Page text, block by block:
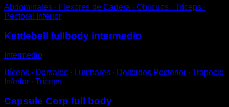
Abdominales ∙ Flexores de Cadera ∙ Oblicuos ∙ Tríceps ∙
Pectoral Inferior
Kettlebell fullbody intermedio
Intermedio
Bíceps ∙ Dorsales ∙ Lumbares ∙ Deltoides Posterior ∙ Trapecio
Inferior ∙ Tríceps
Capsule Corp full body